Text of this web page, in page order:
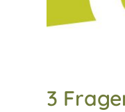
3